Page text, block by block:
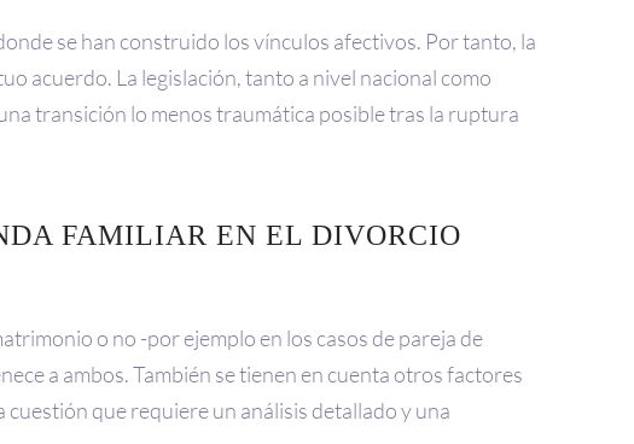
se han construido los vínculos afectivos. Por tanto, la
acuerdo. La legislación, tanto a nivel nacional como
transición lo menos traumática posible tras la ruptura
FAMILIAR EN EL DIVORCIO
o no -por ejemplo en los casos de pareja de
a ambos. También se tienen en cuenta otros factores
que requiere un análisis detallado y una